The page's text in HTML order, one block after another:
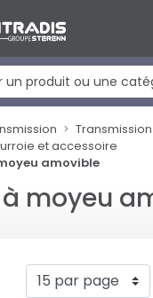
et accessoire
amovible
moyeu